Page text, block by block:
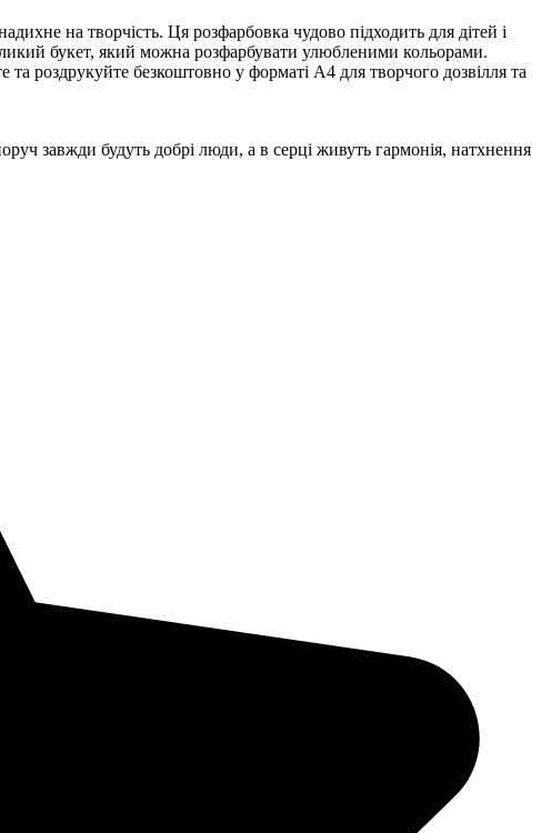
на творчість. Ця розфарбовка чудово підходить для дітей і
букет, який можна розфарбувати улюбленими кольорами.
роздрукуйте безкоштовно у форматі А4 для творчого дозвілля та
завжди будуть добрі люди, а в серці живуть гармонія, натхнення